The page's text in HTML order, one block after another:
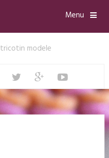
Menu
tricotin modele